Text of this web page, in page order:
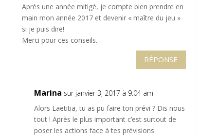
Après une année mitigé, je compte bien prendre en
main mon année 2017 et devenir « maître du jeu »
si je puis dire!
Merci pour ces conseils.
RÉPONSE
Marina sur janvier 3, 2017 à 9:04 am
Alors Laetitia, tu as pu faire ton prévi ? Dis nous
tout ! Après le plus important c’est surtout de
poser les actions face à tes prévisions